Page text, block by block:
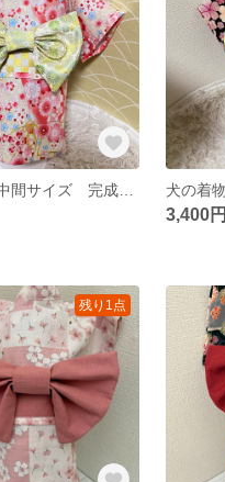
3,400円
残り1点